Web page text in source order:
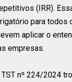
(IRR).
para
aplicar o
empresas.
nº 224/2024